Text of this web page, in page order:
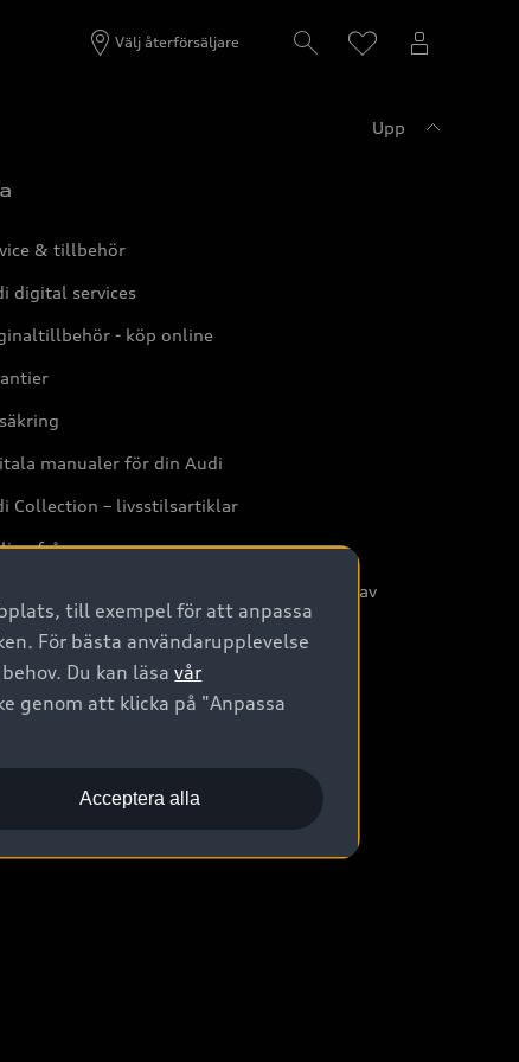
Välj återförsäljare
Upp
& tillbehör
digital services
- köp online
manualer för din Audi
Collection – livsstilsartiklar
frågor
3G nätet stängs ned - Hur påverkas min bil av
till exempel för att anpassa
För bästa användarupplevelse
Du kan läsavår
genom att klicka på "Anpassa
Acceptera alla